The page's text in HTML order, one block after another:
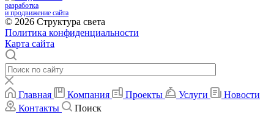
разработка
и продвижение сайта
© 2026 Структура света
Политика конфиденциальности
Карта сайта
Главная Компания Проекты Услуги
Новости
Контакты
Поиск